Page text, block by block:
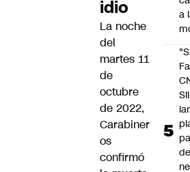
idio
La noche
del
martes 11
de
octubre
de 2022,
Carabiner
os
confirmó
a
SII